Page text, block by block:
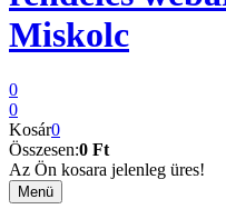
0
0
Kosár0
Összesen:0 Ft
Az Ön kosara jelenleg üres!
Menü